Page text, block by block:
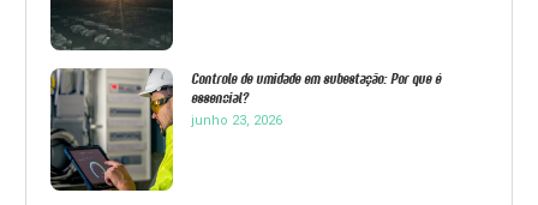
Controle de umidade em subestação: Por que é
essencial?
junho 23, 2026